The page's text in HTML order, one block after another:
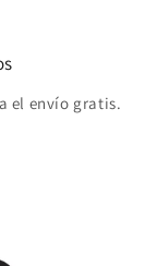
el envío gratis.